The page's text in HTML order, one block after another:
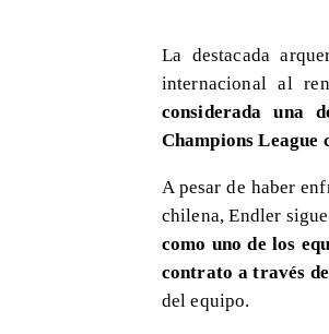
​La destacada
internacional al
considerada una
Champions League
A pesar de haber
chilena, Endler
como uno de los
contrato a través
del equipo.